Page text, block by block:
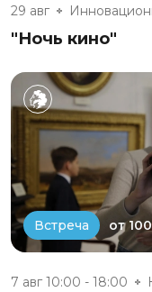
29 авг
"Ночь кино"
Встреча от
7 авг 10:00 - 18:00